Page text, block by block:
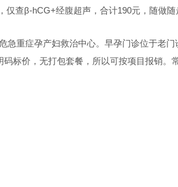
仅查β-hCG+经腹超声，合计190元，随做随
急重症孕产妇救治中心。早孕门诊位于老门
标价，无打包套餐，所以可按项目报销。